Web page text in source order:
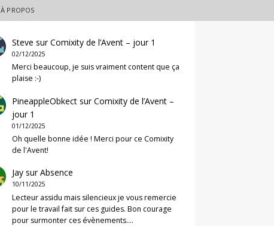
À PROPOS
Steve surComixity de l’Avent – jour 1
02/12/2025
Merci beaucoup, je suis vraiment content que ça
plaise :-)
PineappleObkect surComixity de l’Avent –
jour 1
01/12/2025
Oh quelle bonne idée ! Merci pour ce Comixity
de l'Avent!
Jay surAbsence
10/11/2025
Lecteur assidu mais silencieux je vous remercie
pour le travail fait sur ces guides. Bon courage
pour surmonter ces évènements.…